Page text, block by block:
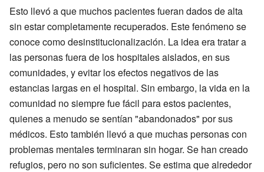
Esto llevó a que muchos pacientes fueran dados de alta
sin estar completamente recuperados. Este fenómeno se
conoce como desinstitucionalización. La idea era tratar a
las personas fuera de los hospitales aislados, en sus
comunidades, y evitar los efectos negativos de las
estancias largas en el hospital. Sin embargo, la vida en la
comunidad no siempre fue fácil para estos pacientes,
quienes a menudo se sentían "abandonados" por sus
médicos. Esto también llevó a que muchas personas con
problemas mentales terminaran sin hogar. Se han creado
refugios, pero no son suficientes. Se estima que alrededor